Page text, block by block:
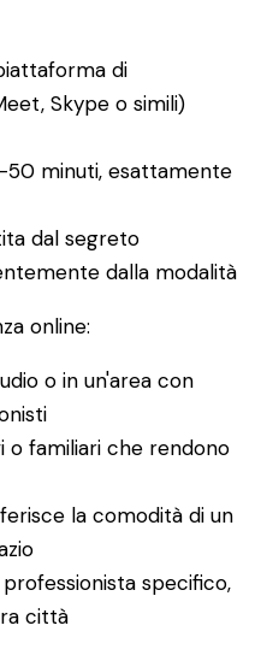
di
Skype o simili)
50 minuti, esattamente
dal segreto
dalla modalità
online:
o in un'area con
o familiari che rendono
la comodità di un
specifico,
città